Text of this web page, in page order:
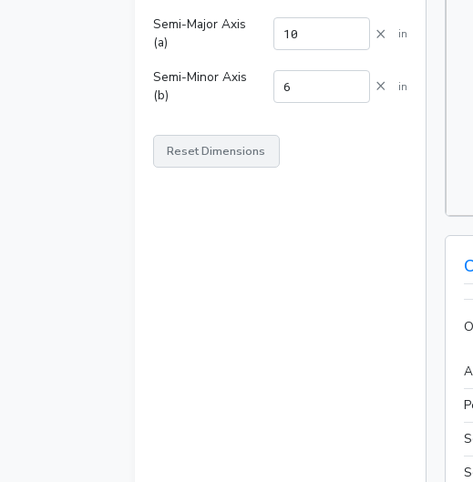
Semi-Major Axis
(a)
× in
Semi-Minor Axis
(b)
× in
Reset Dimensions